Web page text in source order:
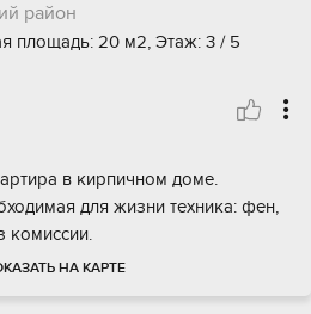
район
площадь: 20 м2, Этаж: 3 / 5
в кирпичном доме.
для жизни техника: фен,
комиссии.
НА КАРТЕ